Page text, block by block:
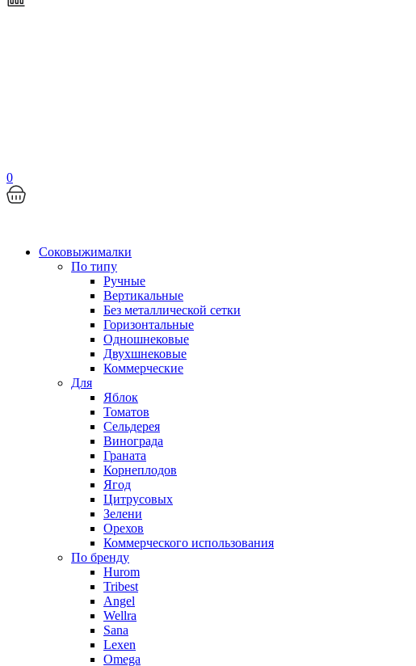
0
Соковыжималки
По типу
Ручные
Вертикальные
Без металлической сетки
Горизонтальные
Одношнековые
Двухшнековые
Коммерческие
Для
Яблок
Томатов
Cельдерея
Винограда
Граната
Корнеплодов
Ягод
Цитрусовых
Зелени
Орехов
Коммерческого использования
По бренду
Hurom
Tribest
Angel
Wellra
Sana
Lexen
Omega